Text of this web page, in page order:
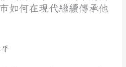
如何在現代繼續傳承他